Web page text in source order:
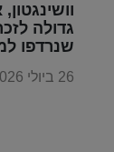
גדולה
שנרדפו
26 ביולי 2026